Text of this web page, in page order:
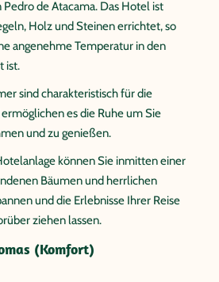
de Atacama. Das Hotel ist
Holz und Steinen errichtet, so
angenehme Temperatur in den
ist.
sind charakteristisch für die
es die Ruhe um Sie
und zu genießen.
können Sie inmitten einer
Bäumen und herrlichen
und die Erlebnisse Ihrer Reise
ziehen lassen.
(Komfort)